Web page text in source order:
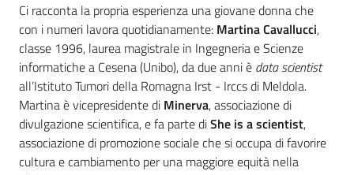
Ci racconta la propria esperienza una giovane donna che
con i numeri lavora quotidianamente: Martina Cavallucci,
classe 1996, laurea magistrale in Ingegneria e Scienze
informatiche a Cesena (Unibo), da due anni è data scientist
all’Istituto Tumori della Romagna Irst - Irccs di Meldola.
Martina è vicepresidente di Minerva, associazione di
divulgazione scientifica, e fa parte diShe is a scientist,
associazione di promozione sociale che si occupa di favorire
cultura e cambiamento per una maggiore equità nella